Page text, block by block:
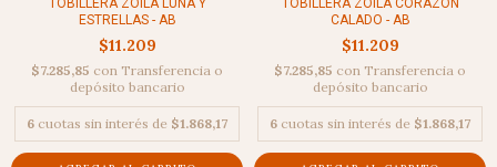
TOBILLERA ZOILA LUNA Y
ESTRELLAS - AB
$11.209
$7.285,85 con Transferencia o
depósito bancario
6 cuotas sin interés de $1.868,17
TOBILLERA ZOILA CORAZON
CALADO - AB
$11.209
$7.285,85 con Transferencia o
depósito bancario
6 cuotas sin interés de $1.868,17